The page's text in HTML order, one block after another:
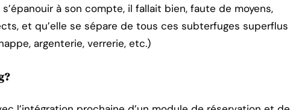
à son compte, il fallait bien, faute de moyens,
et qu’elle se sépare de tous ces subterfuges superflus
argenterie, verrerie, etc.)